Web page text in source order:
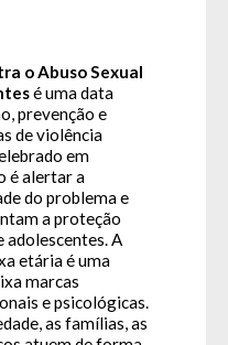
o Abuso Sexual
é uma data
prevenção e
de violência
em
é alertar a
do problema e
a proteção
adolescentes. A
etária é uma
marcas
e psicológicas.
as famílias, as